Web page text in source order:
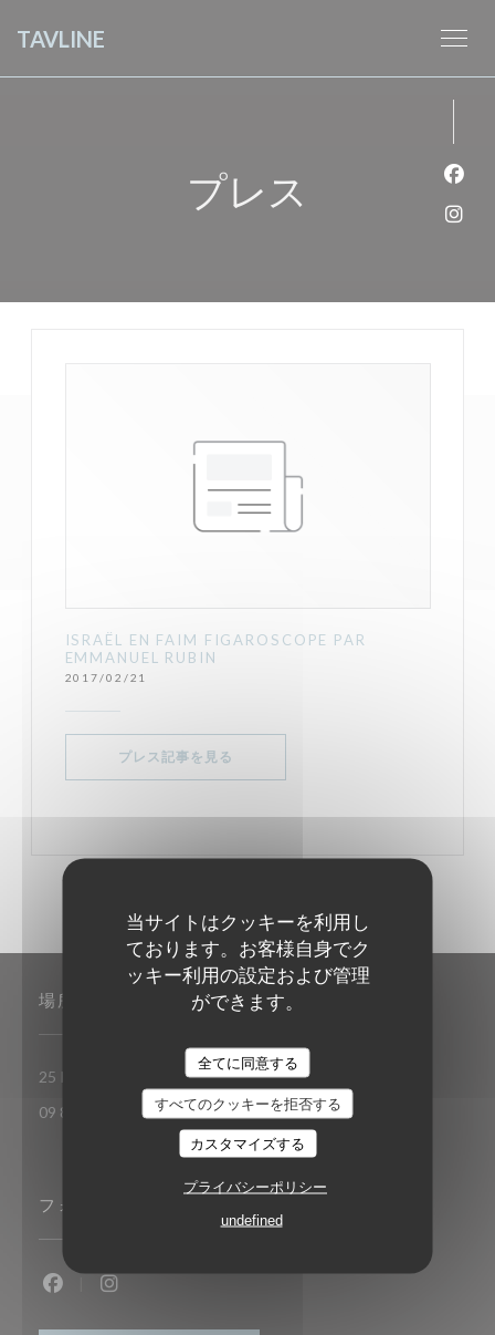
当サイトはクッキーを利用し
ております。お客様自身でク
ッキー利用の設定および管理
ができます。
全てに同意する
すべてのクッキーを拒否する
カスタマイズする
プライバシーポリシー
undefined
TAVLINE
プレス
ISRAËL EN FAIM FIGAROSCOPE PAR
EMMANUEL RUBIN
2017/02/21
プレス記事を見る
場所
25 RUE DU ROI DE SICILE 75004 PARIS
09 86 55 65 65
フォローしてください
TAVLINE